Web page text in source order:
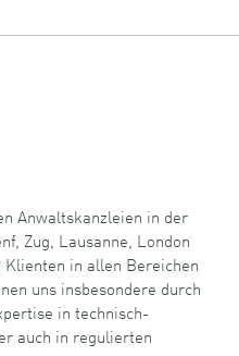
Anwaltskanzleien in der
Zug, Lausanne, London
in allen Bereichen
uns insbesondere durch
in technisch-
auch in regulierten